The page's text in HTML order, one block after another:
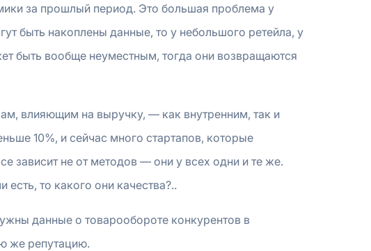
за прошлый период. Это большая проблема у
быть накоплены данные, то у небольшого ретейла, у
быть вообще неуместным, тогда они возвращаются
влияющим на выручку, — как внутренним, так и
10%, и сейчас много стартапов, которые
зависит не от методов — они у всех одни и те же.
то какого они качества?..
данные о товарообороте конкурентов в
же репутацию.